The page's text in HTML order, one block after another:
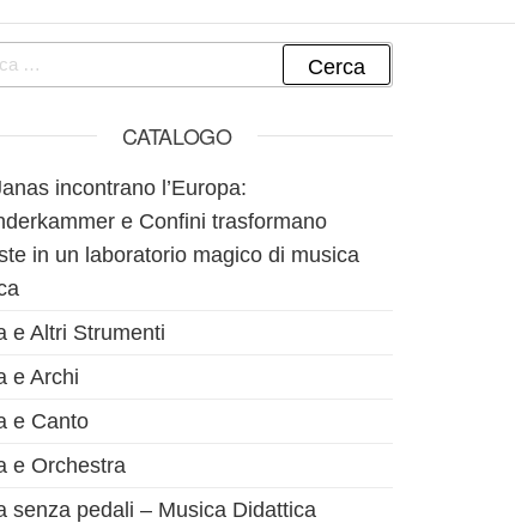
per:
CATALOGO
incontrano l’Europa:
e Confini trasformano
in un laboratorio magico di musica
e Altri Strumenti
e Archi
e Canto
e Orchestra
senza pedali – Musica Didattica